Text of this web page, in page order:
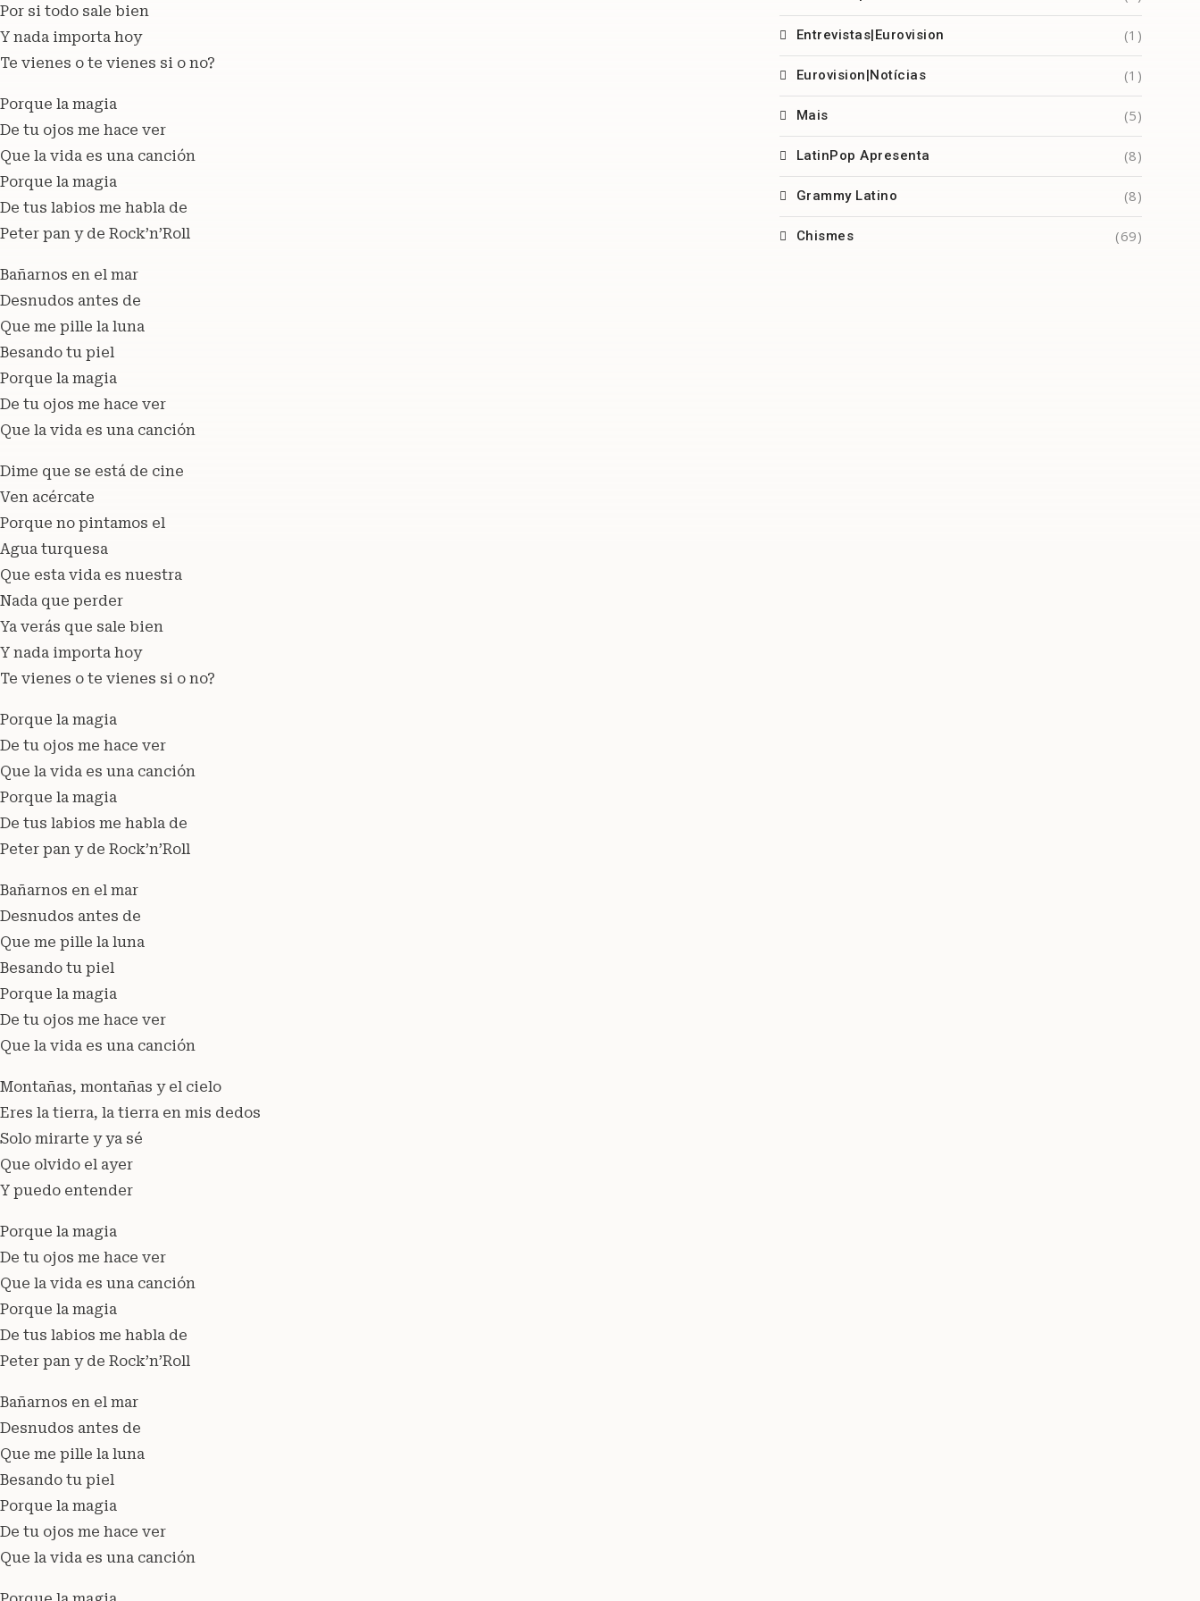
Por si todo sale bien
Y nada importa hoy
Te vienes o te vienes si o no?
Porque la magia
De tu ojos me hace ver
Que la vida es una canción
Porque la magia
De tus labios me habla de
Peter pan y de Rock’n’Roll
Bañarnos en el mar
Desnudos antes de
Que me pille la luna
Besando tu piel
Porque la magia
De tu ojos me hace ver
Que la vida es una canción
Dime que se está de cine
Ven acércate
Porque no pintamos el
Agua turquesa
Que esta vida es nuestra
Nada que perder
Ya verás que sale bien
Y nada importa hoy
Te vienes o te vienes si o no?
Porque la magia
De tu ojos me hace ver
Que la vida es una canción
Porque la magia
De tus labios me habla de
Peter pan y de Rock’n’Roll
Bañarnos en el mar
Desnudos antes de
Que me pille la luna
Besando tu piel
Porque la magia
De tu ojos me hace ver
Que la vida es una canción
Montañas, montañas y el cielo
Eres la tierra, la tierra en mis dedos
Solo mirarte y ya sé
Que olvido el ayer
Y puedo entender
Porque la magia
De tu ojos me hace ver
Que la vida es una canción
Porque la magia
De tus labios me habla de
Peter pan y de Rock’n’Roll
Bañarnos en el mar
Desnudos antes de
Que me pille la luna
Besando tu piel
Porque la magia
De tu ojos me hace ver
Que la vida es una canción
Entrevistas|Eurovision (1)
Eurovision|Notícias (1)
Mais (5)
LatinPop Apresenta (8)
Grammy Latino (8)
Chismes (69)